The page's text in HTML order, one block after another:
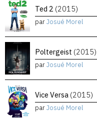
Ted 2 (2015)
parJosué Morel
Poltergeist (2015)
parJosué Morel
Vice Versa (2015)
parJosué Morel